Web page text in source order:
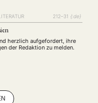
(94) Literatur (261)
(6) Online (235)
(23) Recht (20)
Sprache (36) Sprachkurse (8)
212–31 {:de}
herzlich aufgefordert, ihre
der Redaktion zu melden.